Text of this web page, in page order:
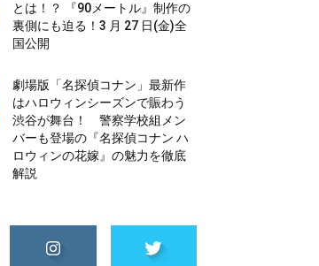
とは！？ 『90メートル』制作の
裏側にも迫る！3 月 27 日(金)全
国公開
劇場版「名探偵コナン」最新作
はハロウィンシーズンで賑わう
渋谷が舞台！ 警察学校組メン
バーも登場の『名探偵コナン ハ
ロウィンの花嫁』の魅力を徹底
解説